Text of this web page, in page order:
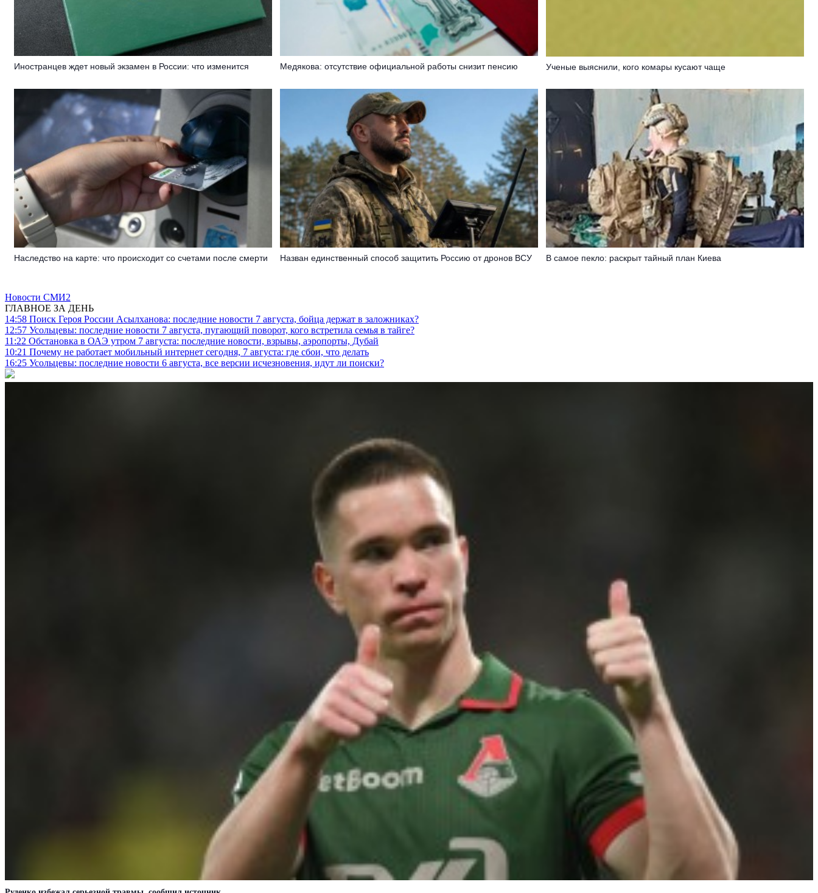
Иностранцев ждет новый экзамен в России: что изменится Медякова: отсутствие официальной работы снизит пенсию Ученые выяснили, кого комары кусают чаще
Наследство на карте: что происходит со счетами после смерти Назван единственный способ защитить Россию от дронов ВСУ В самое пекло: раскрыт тайный план Киева
Новости СМИ2
ГЛАВНОЕ ЗА ДЕНЬ
14:58 Поиск Героя России Асылханова: последние новости 7 августа, бойца держат в заложниках?
12:57 Усольцевы: последние новости 7 августа, пугающий поворот, кого встретила семья в тайге?
11:22 Обстановка в ОАЭ утром 7 августа: последние новости, взрывы, аэропорты, Дубай
10:21 Почему не работает мобильный интернет сегодня, 7 августа: где сбои, что делать
16:25 Усольцевы: последние новости 6 августа, все версии исчезновения, идут ли поиски?